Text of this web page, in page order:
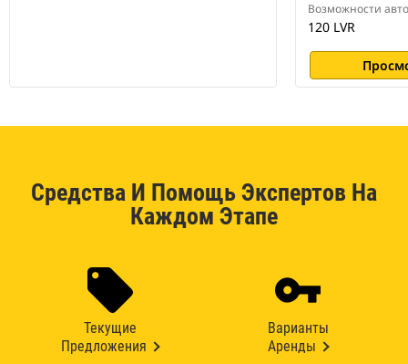
Возможности
120 LVR
Средства И Помощь Экспертов На
Каждом Этапе
Текущие
Предложения
Варианты
Аренды